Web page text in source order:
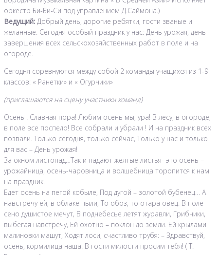
оркестр Би-Би-Си под управлением Д.Саймона.)
Ведущий: Добрый день, дорогие ребятки, гости званые и
желанные. Сегодня особый праздник у нас: День урожая, день
завершения всех сельскохозяйственных работ в поле и на
огороде.
Сегодня соревнуются между собой 2 команды учащихся из 1-9
классов: « Ранетки» и « Огурчики»
(приглашаются на сцену участники команд)
Осень ! Славная пора! Любим осень мы, ура! В лесу, в огороде,
в поле все поспело! Все собрали и убрали ! И на праздник всех
позвали. Только сегодня, только сейчас, Только у нас и только
для вас – День урожая!
За окном листопад…Так и падают желтые листья- это осень –
урожайница, осень-чаровница и волшебница торопится к нам
на праздник.
Едет осень на пегой кобыле, Под дугой – золотой бубенец… А
навстречу ей, в облаке пыли, То обоз, то отара овец. В поле
сено душистое мечут, В поднебесье летят журавли, Грибники,
выбегая навстречу, Ей охотно – поклон до земли. Ей крылами
малиновки машут, Ходят лоси, счастливо трубя: – Здравствуй,
осень, кормилица наша! В гости милости просим тебя! ( Т.